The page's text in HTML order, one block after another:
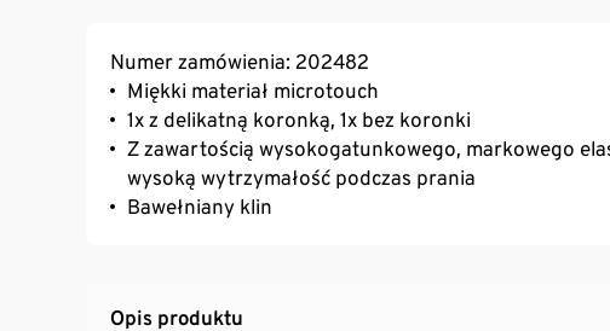
Numer zamówienia: 202482
Miękki materiał microtouch
1x z delikatną koronką, 1x bez koronki
Z zawartością wysokogatunkowego, markowego
wysoką wytrzymałość podczas prania
Bawełniany klin
Opis produktu